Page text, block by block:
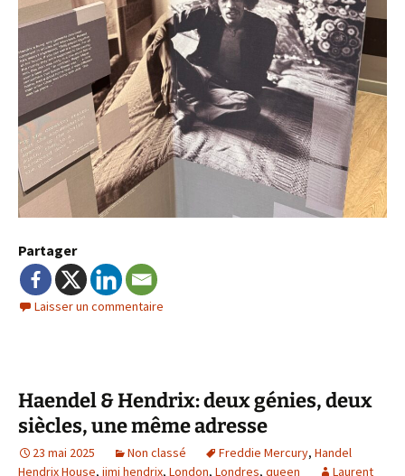
Partager
Laisser un commentaire
Haendel & Hendrix: deux génies, deux
siècles, une même adresse
23 mai 2025 Non classé Freddie Mercury, Handel
Hendrix House, jimi hendrix, London, Londres, queen Laurent